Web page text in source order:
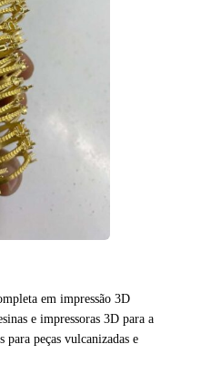
em impressão 3D
e impressoras 3D para a
para peças vulcanizadas e